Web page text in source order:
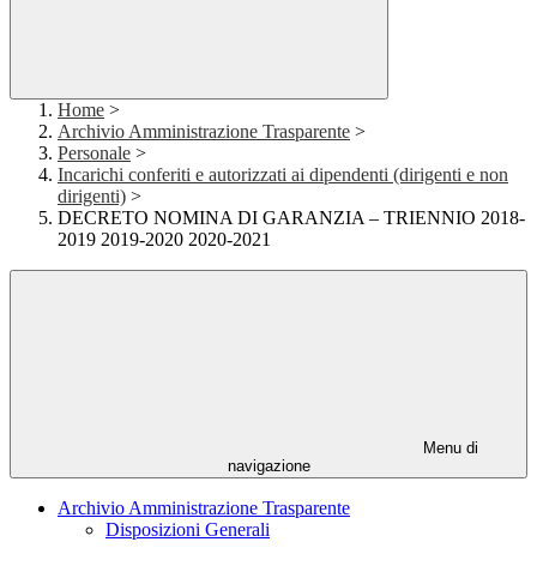
Home >
Archivio Amministrazione Trasparente >
Personale >
Incarichi conferiti e autorizzati ai dipendenti (dirigenti e non
dirigenti) >
DECRETO NOMINA DI GARANZIA – TRIENNIO 2018-
2019 2019-2020 2020-2021
Menu di
navigazione
Archivio Amministrazione Trasparente
Disposizioni Generali